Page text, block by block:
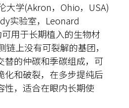
大学(Akron，Ohio，USA)
实验室，Leonard
用于长期植入的生物材
链上没有可裂解的基团，
替的仲碳和季碳组成，可
化和破裂，在多步提纯后
性，适合在眼内长期使